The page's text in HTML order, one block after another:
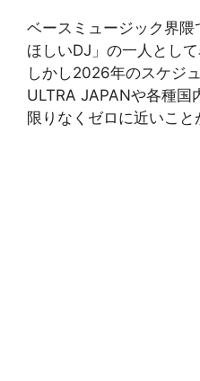
ベースミュージック界
ほしいDJ」の一人として
しかし2026年のスケジ
ULTRA JAPANや各種国
限りなくゼロに近いこと